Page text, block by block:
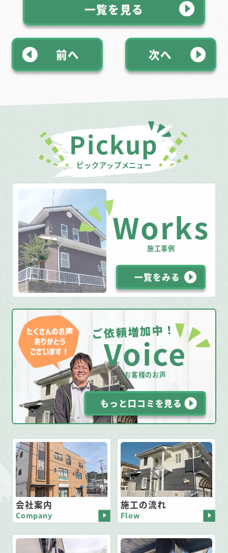
前へ
一覧を見る
次へ
Pickup
ピックアップメニュー
Works
施工事例
一覧をみる
ご依頼増加中！
Voice
お客様のお声
もっと口コミを見る
会社案内
Company
施工の流れ
Flow